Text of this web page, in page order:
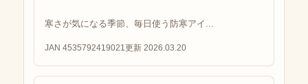
寒さが気になる季節、毎日使う防寒アイ...
JAN 4535792419021 更新 2026.03.20